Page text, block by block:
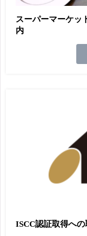
スーパーマーケッ
内
ISCC認証取得へ